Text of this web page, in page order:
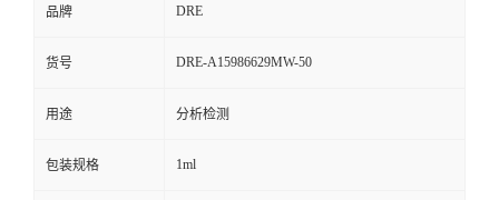
品牌 DRE
货号 DRE-A15986629MW-50
用途 分析检测
包装规格 1ml